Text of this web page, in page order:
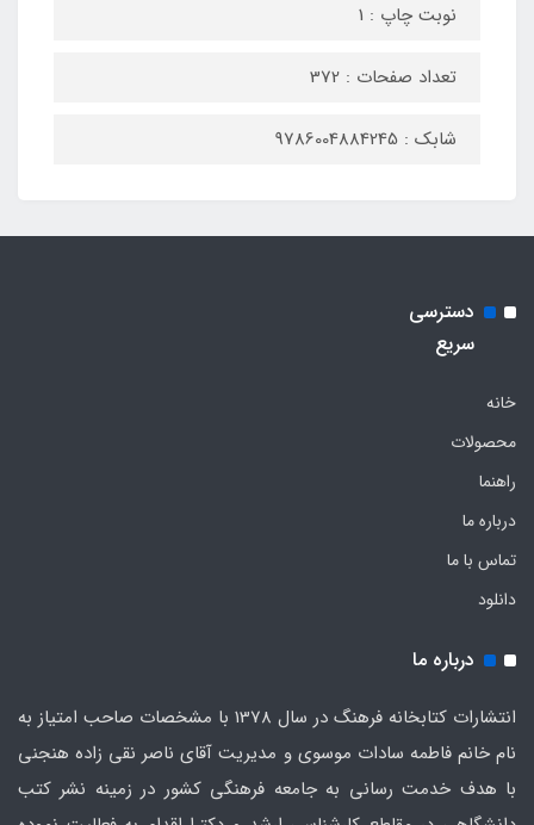
نوبت چاپ : 1
تعداد صفحات : 372
شابک : 9786004884245
دسترسی
سریع
خانه
محصولات
راهنما
درباره ما
تماس با ما
دانلود
درباره ما
انتشارات کتابخانه فرهنگ در سال 1378 با مشخصات صاحب امتیاز به
نام خانم فاطمه سادات موسوی و مدیریت آقای ناصر نقی زاده هنجنی
با هدف خدمت رسانی به جامعه فرهنگی کشور در زمینه نشر کتب